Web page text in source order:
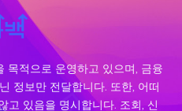
적으로 운영하고 있으며, 금융
정보만 전달합니다. 또한, 어떠
고 있음을 명시합니다. 조회, 신